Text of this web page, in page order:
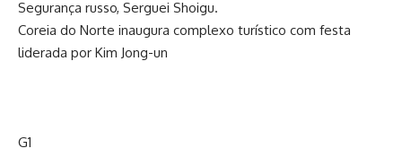
Segurança russo, Serguei Shoigu.
Coreia do Norte inaugura complexo turístico com festa
liderada por Kim Jong-un
G1